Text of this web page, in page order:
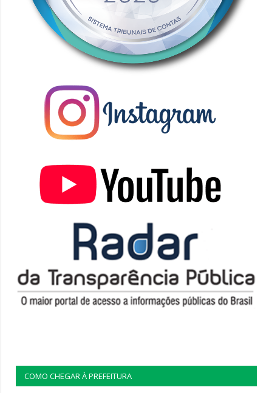
COMO CHEGAR À PREFEITURA